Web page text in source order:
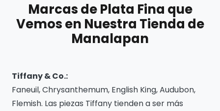
Marcas de Plata Fina que
Vemos en Nuestra Tienda de
Manalapan
Tiffany & Co.:
Faneuil, Chrysanthemum, English King, Audubon,
Flemish. Las piezas Tiffany tienden a ser más